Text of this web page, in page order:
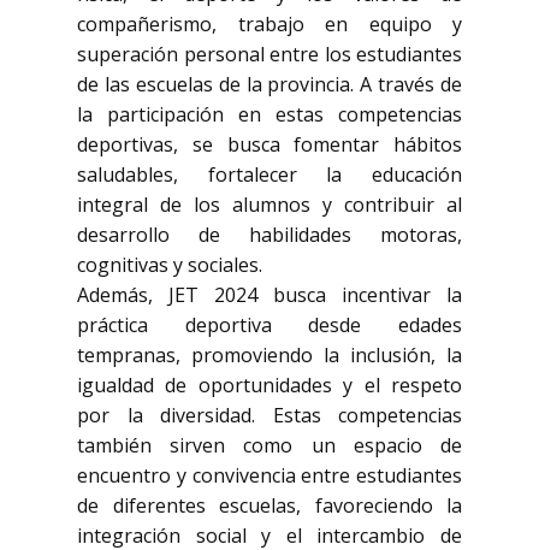
compañerismo, trabajo en equipo y
superación personal entre los estudiantes
de las escuelas de la provincia. A través de
la participación en estas competencias
deportivas, se busca fomentar hábitos
saludables, fortalecer la educación
integral de los alumnos y contribuir al
desarrollo de habilidades motoras,
cognitivas y sociales.
Además, JET 2024 busca incentivar la
práctica deportiva desde edades
tempranas, promoviendo la inclusión, la
igualdad de oportunidades y el respeto
por la diversidad. Estas competencias
también sirven como un espacio de
encuentro y convivencia entre estudiantes
de diferentes escuelas, favoreciendo la
integración social y el intercambio de